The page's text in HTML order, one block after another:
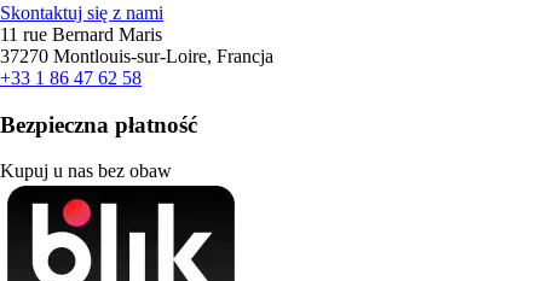
Skontaktuj się z nami
11 rue Bernard Maris
37270 Montlouis-sur-Loire, Francja
+33 1 86 47 62 58
Bezpieczna płatność
Kupuj u nas bez obaw